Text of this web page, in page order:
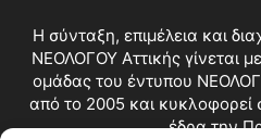
Η σύνταξη, επιμέλεια και
ΝΕΟΛΟΓΟΥ Αττικής γίνεται
ομάδας του έντυπου
από το 2005 και κυκλοφορεί
έδρα την